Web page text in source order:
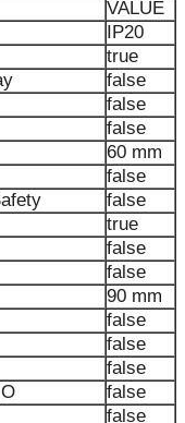
VALUE
IP20
true
false
false
false
60 mm
false
false
true
false
false
90 mm
false
false
false
false
false